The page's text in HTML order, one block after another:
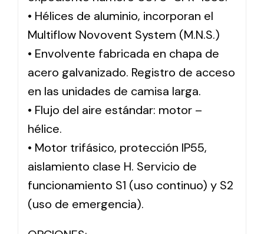
• Hélices de aluminio, incorporan el
Multiflow Novovent System (M.N.S.)
• Envolvente fabricada en chapa de
acero galvanizado. Registro de acceso
en las unidades de camisa larga.
• Flujo del aire estándar: motor –
hélice.
• Motor trifásico, protección IP55,
aislamiento clase H. Servicio de
funcionamiento S1 (uso continuo) y S2
(uso de emergencia).